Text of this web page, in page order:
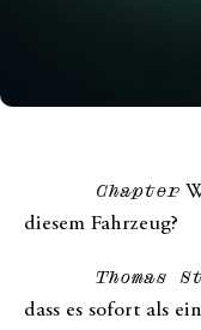
Chapter
diesem Fahrzeug?
Thomas
dass es sofort als